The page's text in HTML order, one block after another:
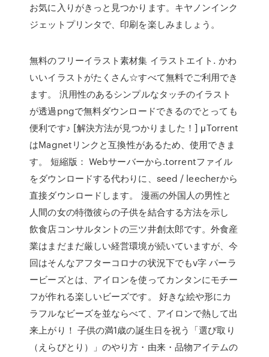
お気に入りがきっと見つかります。キヤノンインク
ジェットプリンタで、印刷を楽しみましょう。
無料のフリーイラスト素材集 イラストエイト. かわ
いいイラストがたくさん☆すべて無料でご利用でき
ます。 汎用性のあるシンプルなタッチのイラスト
が透過pngで無料ダウンロードできるのでとっても
便利です♪ [解決方法が見つかりました！] μTorrent
はMagnetリンクと互換性があるため、使用できま
す。 短縮版： Webサーバーから.torrentファイル
をダウンロードする代わりに、seed / leecherから
直接ダウンロードします。 漫画の外国人の男性と
人間の女の特徴彼らの子供を結合する方法を示し
飲食店コンサルタントの三ツ井創太郎です。外食産
業はまだまだ厳しい経営環境が続いていますが、今
回はそんなアフターコロナの状況下でもv字 パーラ
ービーズとは、アイロンを使ってカンタンにモチー
フが作れる楽しいビーズです。 好きな絵や形にカ
ラフルなビーズを並ならべて、アイロンで熱して出
来上がり！ 子供の満1歳の誕生日を祝う「選び取り
（えらびとり）」のやり方・由来・品物アイテムの